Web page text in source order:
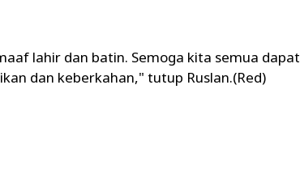
lahir dan batin. Semoga kita semua dapat
dan keberkahan," tutup Ruslan.(Red)